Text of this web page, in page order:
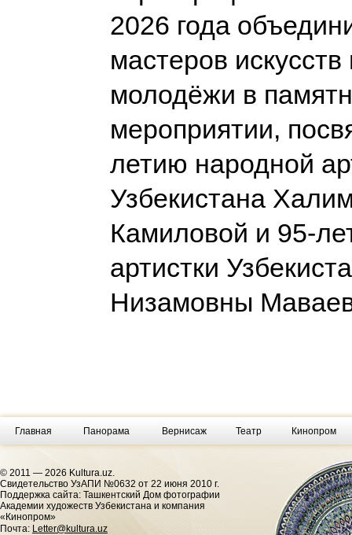
2026 года
мастеров
молодёжи в
мероприятии,
летию народной
Узбекистана
Камиловой и 95-
артистки
Низамовны
Главная Панорама Вернисаж Театр Кинопром
© 2011 — 2026 Kultura.uz.
Cвидетельство УзАПИ №0632 от 22 июня 2010 г.
Поддержка сайта: Ташкентский Дом фотографии
Академии художеств Узбекистана и компания
«Кинопром»
Почта: Letter@kultura.uz